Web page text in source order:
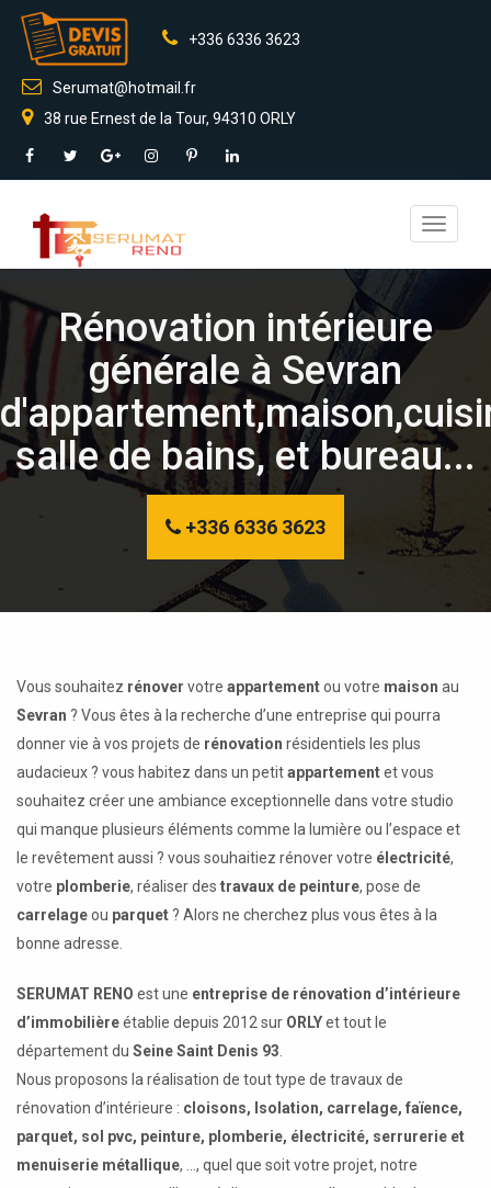
+336 6336 3623
Serumat@hotmail.fr
38 rue Ernest de la Tour, 94310 ORLY
Toggle
Rénovation intérieure
générale à Sevran
salle de bains, et bureau...
+336 6336 3623
Vous souhaitez rénover votre appartementou votre maison au
Sevran ? Vous êtes à la recherche d’une entreprise qui pourra
donner vie à vos projets de rénovation résidentiels les plus
audacieux ? vous habitez dans un petitappartementet vous
souhaitez créer une ambiance exceptionnelle dans votre studio
qui manque plusieurs éléments comme la lumière ou l’espace et
le revêtement aussi ? vous souhaitiez rénover votre électricité,
votre plomberie, réaliser des travaux de peinture, pose de
carrelageou parquet ? Alors ne cherchez plus vous êtes à la
bonne adresse.
SERUMAT RENO est une entreprise de rénovation d’intérieure
d’immobilièreétablie depuis 2012 sur ORLYet tout le
département du Seine Saint Denis 93
Nous proposons la réalisation de tout type de travaux de
rénovation d’intérieure : cloisons, Isolation, carrelage, faïence,
parquet, sol pvc, peinture, plomberie, électricité, serrurerie et
menuiserie métallique, ..., quel que soit votre projet, notre